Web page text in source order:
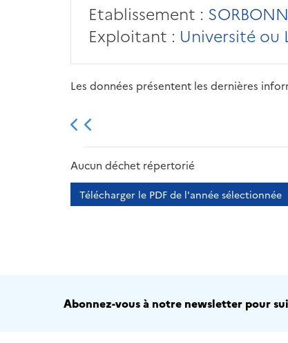
Etablissement :
Exploitant : Université ou
Les données présentent les dernières
2013 2014
Aucun déchet répertorié
Télécharger le PDF de l'année sélectionnée
Abonnez-vous à notre newsletter pour